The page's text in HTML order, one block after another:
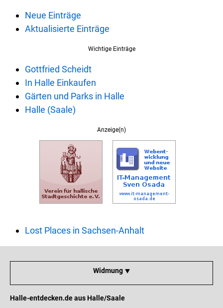
Neue Einträge
Aktualisierte Einträge
Wichtige Einträge
Gottfried Scheidt
In Halle Einkaufen
Gärten und Parks in Halle
Halle (Saale)
Anzeige(n)
Lost Places in Sachsen-Anhalt
Widmung ⯆
Halle-entdecken.de aus Halle/Saale